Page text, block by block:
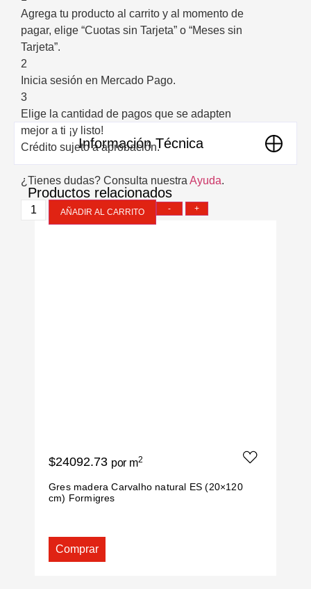
Agrega tu producto al carrito y al momento de
pagar, elige “Cuotas sin Tarjeta” o “Meses sin
Tarjeta”.
2
Inicia sesión en Mercado Pago.
3
Elige la cantidad de pagos que se adapten
mejor a ti ¡y listo!
Crédito sujeto a aprobación.
¿Tienes dudas? Consulta nuestra Ayuda.
- +
AÑADIR AL CARRITO
Información Técnica
Productos relacionados
$24092.73 por m2
Gres madera Carvalho natural ES (20×120
cm) Formigres
Comprar